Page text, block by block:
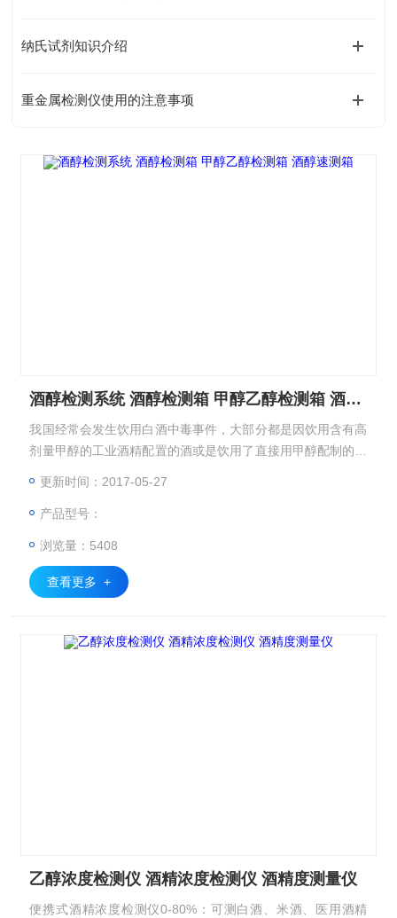
纳氏试剂知识介绍
重金属检测仪使用的注意事项
酒醇检测系统 酒醇检测箱 甲醇乙醇检测箱 酒醇速测箱
我国经常会发生饮用白酒中毒事件，大部分都是因饮用含有高
剂量甲醇的工业酒精配置的酒或是饮用了直接用甲醇配制的酒
标准要求的筛选和甲醇急性中毒现场快速判断。 2000元/套 配
更新时间：2017-05-27
产品型号：
浏览量：5408
查看更多 +
乙醇浓度检测仪 酒精浓度检测仪 酒精度测量仪
便携式酒精浓度检测仪0-80%：可测白酒、米酒、医用酒精